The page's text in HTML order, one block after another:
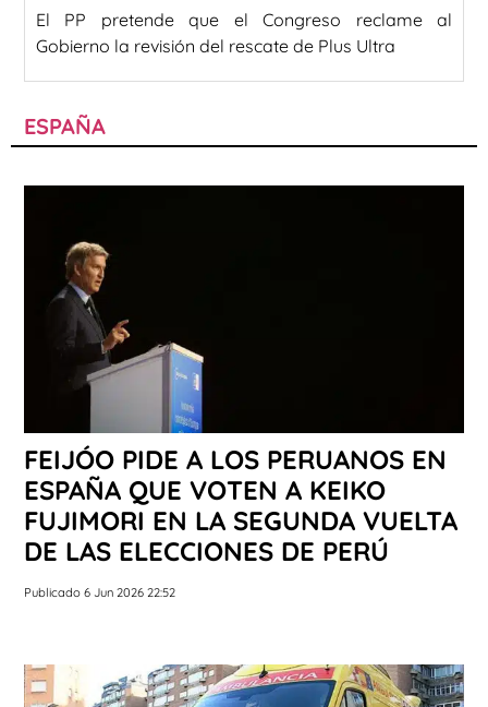
El PP pretende que el Congreso reclame al
Gobierno la revisión del rescate de Plus Ultra
ESPAÑA
FEIJÓO PIDE A LOS PERUANOS EN
ESPAÑA QUE VOTEN A KEIKO
FUJIMORI EN LA SEGUNDA VUELTA
DE LAS ELECCIONES DE PERÚ
Publicado 6 Jun 2026 22:52